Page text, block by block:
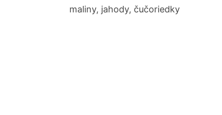
maliny, jahody, čučoriedky